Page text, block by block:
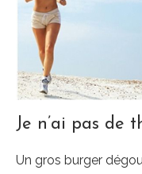
Je n’ai pas de
Un gros burger